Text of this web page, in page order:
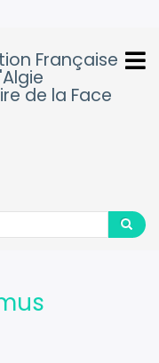
Française
de la Face